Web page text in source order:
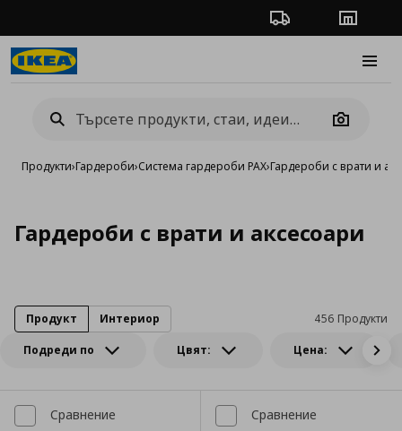
Проследяване на
Camera
Продукти›Гардероби›Система гардероби PAX›Гардероби с врати и
Гардероби с врати и аксесоари
Подреди по Цвят: Цена:
456 Продукти
Продукт Интериор
Сравнение Сравнение